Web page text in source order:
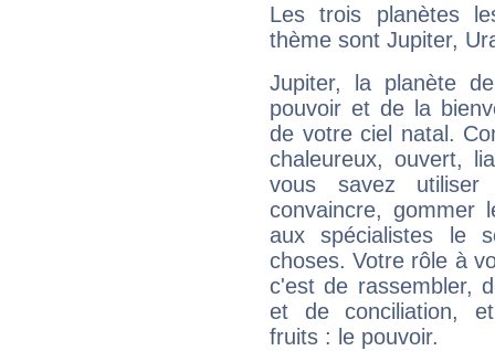
Les trois planètes
thème sont Jupiter,
Jupiter, la planète
pouvoir et de la
de votre ciel natal.
chaleureux, ouvert,
vous savez
convaincre, gommer
aux spécialistes le
choses. Votre rôle à
c'est de rassembler,
et de conciliation,
fruits : le pouvoir.